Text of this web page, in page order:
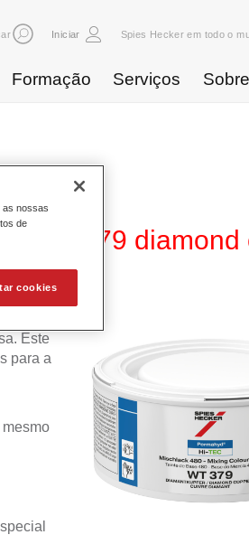
Iniciar Spies Hecker em todo o
Formação Serviços
WT 379 diamond
Este
para a
as nossas
de
cookies